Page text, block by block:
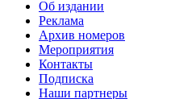
Об издании
Реклама
Архив номеров
Мероприятия
Контакты
Подписка
Наши партнеры